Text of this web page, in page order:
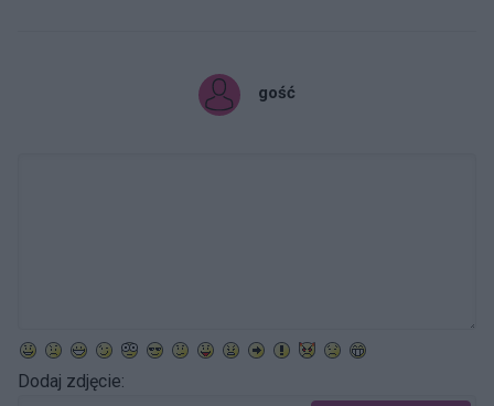
gość
Dodaj zdjęcie: